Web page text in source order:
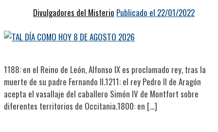
Divulgadores del Misterio Publicado el 22/01/2022
1188: en el Reino de León, Alfonso IX es proclamado rey, tras la
muerte de su padre Fernando II.1211: el rey Pedro II de Aragón
acepta el vasallaje del caballero Simón IV de Montfort sobre
diferentes territorios de Occitania.1800: en […]